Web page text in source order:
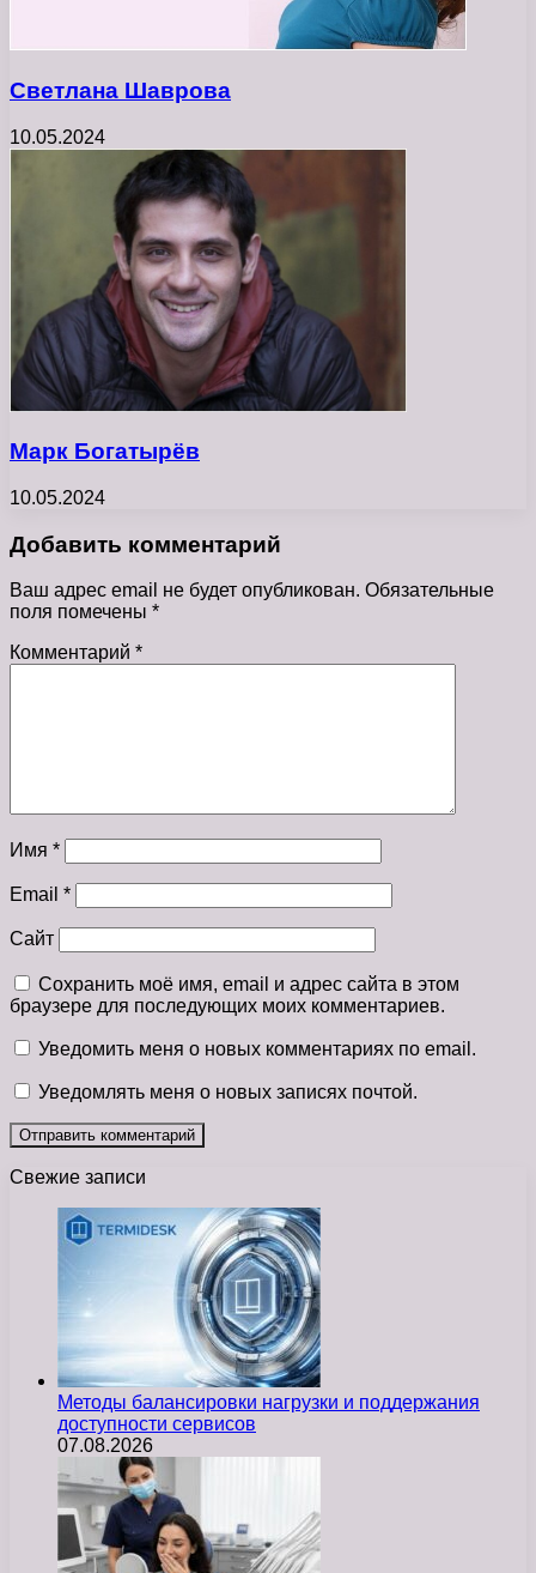
Светлана Шаврова
10.05.2024
Марк Богатырёв
10.05.2024
Добавить комментарий
Ваш адрес email не будет опубликован. Обязательные
поля помечены *
Комментарий *
Имя *
Email *
Сайт
Сохранить моё имя, email и адрес сайта в этом
браузере для последующих моих комментариев.
Уведомить меня о новых комментариях по email.
Уведомлять меня о новых записях почтой.
Свежие записи
Методы балансировки нагрузки и поддержания
доступности сервисов
07.08.2026